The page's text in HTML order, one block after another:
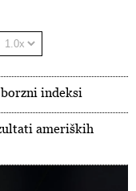
indeksi
ameriških